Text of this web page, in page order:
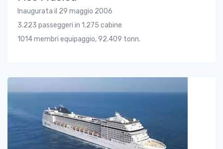
Inaugurata il 29 maggio 2006
3.223 passeggeri in 1.275 cabine
1014 membri equipaggio, 92.409 tonn.